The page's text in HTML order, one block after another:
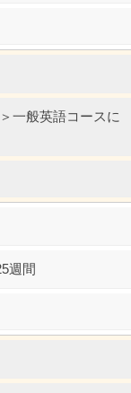
一般英語コースに
週間